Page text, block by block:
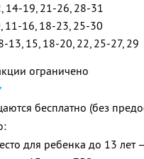
14-19, 21-26, 28-31
11-16, 18-23, 25-30
13, 15, 18-20, 22, 25-27, 29
ограничено
бесплатно (без
для ребенка до 13 лет